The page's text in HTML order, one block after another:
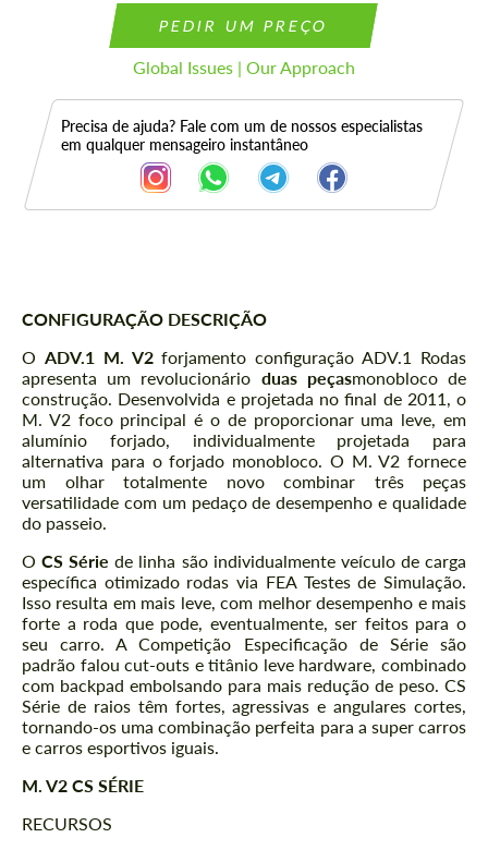
PEDIR UM PREÇO
Global Issues | Our Approach
Precisa de ajuda? Fale com um de nossos especialistas
em qualquer mensageiro instantâneo
Descrição
CONFIGURAÇÃO DESCRIÇÃO
O ADV.1 M. V2forjamento configuração ADV.1 Rodas
apresenta um revolucionário duas peçasmonobloco de
construção. Desenvolvida e projetada no final de 2011, o
M. V2 foco principal é o de proporcionar uma leve, em
alumínio forjado, individualmente projetada para
alternativa para o forjado monobloco. O M. V2 fornece
um olhar totalmente novo combinar três peças
versatilidade com um pedaço de desempenho e qualidade
do passeio.
OCS Série de linha são individualmente veículo de carga
específica otimizado rodas via FEA Testes de Simulação.
Isso resulta em mais leve, com melhor desempenho e mais
forte a roda que pode, eventualmente, ser feitos para o
seu carro. A Competição Especificação de Série são
padrão falou cut-outs e titânio leve hardware, combinado
com backpad embolsando para mais redução de peso. CS
Série de raios têm fortes, agressivas e angulares cortes,
tornando-os uma combinação perfeita para a super carros
e carros esportivos iguais.
M. V2 CS SÉRIE
RECURSOS